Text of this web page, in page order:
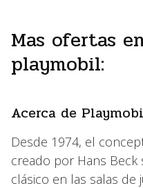
Mas ofertas
playmobil:
Acerca de
Desde 1974, el
creado por Hans
clásico en las salas de